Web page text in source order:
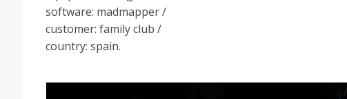
software: madmapper /
customer: family club /
country: spain.